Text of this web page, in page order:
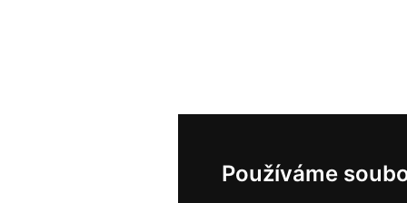
Používáme